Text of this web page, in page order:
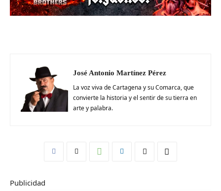
José Antonio Martínez Pérez
La voz viva de Cartagena y su Comarca, que
convierte la historia y el sentir de su tierra en
arte y palabra.
Publicidad